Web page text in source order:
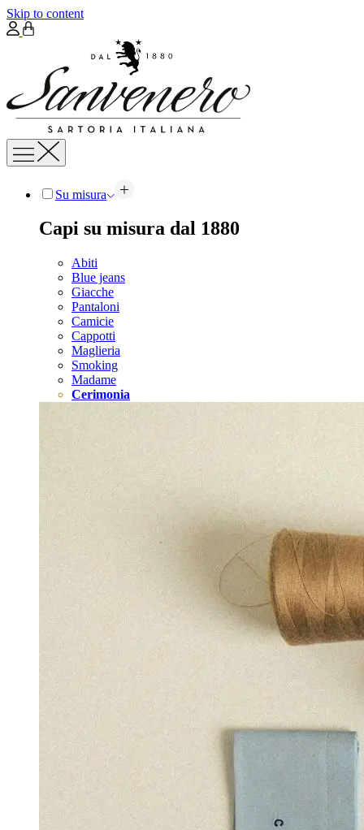
Skip to content
Su misura
Capi su misura dal 1880
Abiti
Blue jeans
Giacche
Pantaloni
Camicie
Cappotti
Maglieria
Smoking
Madame
Cerimonia